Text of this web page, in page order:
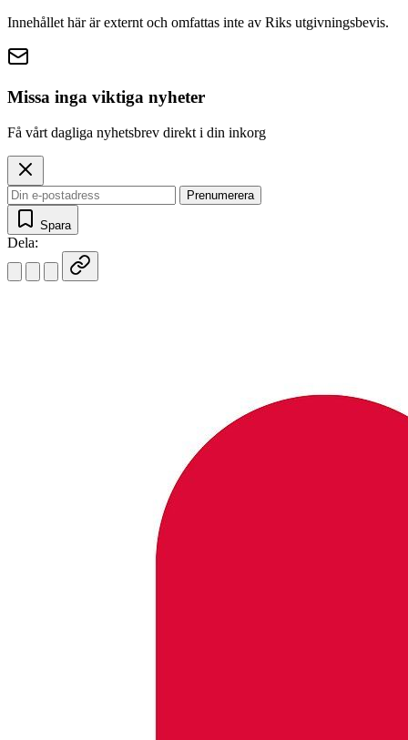
Innehållet här är externt och omfattas inte av Riks utgivningsbevis.
Missa inga viktiga nyheter
Få vårt dagliga nyhetsbrev direkt i din inkorg
Prenumerera
Spara
Dela: